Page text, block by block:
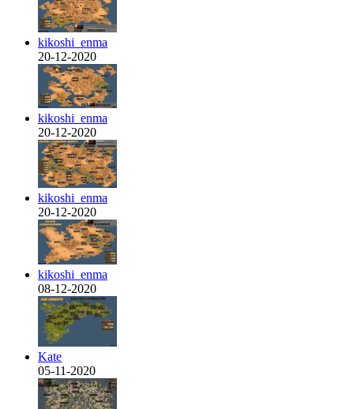
kikoshi_enma
20-12-2020
kikoshi_enma
20-12-2020
kikoshi_enma
20-12-2020
kikoshi_enma
08-12-2020
Kate
05-11-2020